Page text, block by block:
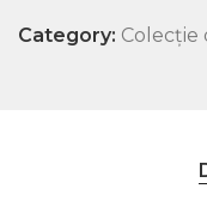
Category: Colecție